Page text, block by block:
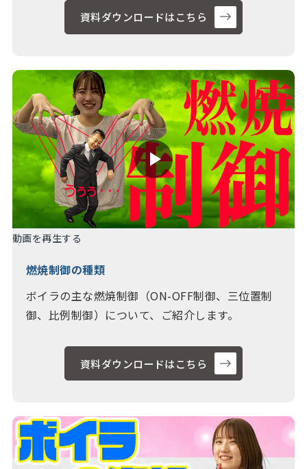
資料ダウンロードはこちら
動画を再生する
燃焼制御の種類
ボイラの主な燃焼制御（ON-OFF制御、三位置制
御、比例制御）について、ご紹介します。
資料ダウンロードはこちら